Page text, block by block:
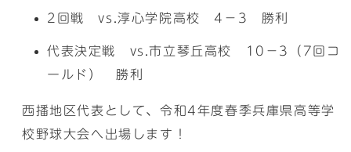
2回戦 vs.淳心学院高校 4－3 勝利
代表決定戦 vs.市立琴丘高校 10－3（7回コ
ールド） 勝利
西播地区代表として、令和4年度春季兵庫県高等学
校野球大会へ出場します！